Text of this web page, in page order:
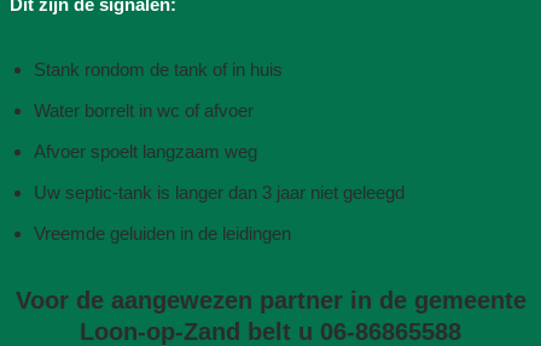
Stank rondom de tank of in huis
Water borrelt in wc of afvoer
Afvoer spoelt langzaam weg
Uw septic-tank is langer dan 3 jaar niet geleegd
Vreemde geluiden in de leidingen
Voor de aangewezen partner in de gemeente
Loon-op-Zand belt u 06-86865588